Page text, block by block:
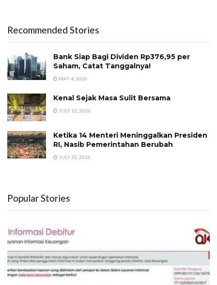
Recommended Stories
Bank Siap Bagi Dividen Rp376,95 per
Saham, Catat Tanggalnya!
MAY 4, 2026
Kenal Sejak Masa Sulit Bersama
JULY 12, 2026
Ketika 14 Menteri Meninggalkan Presiden
RI, Nasib Pemerintahan Berubah
JULY 20, 2026
Popular Stories